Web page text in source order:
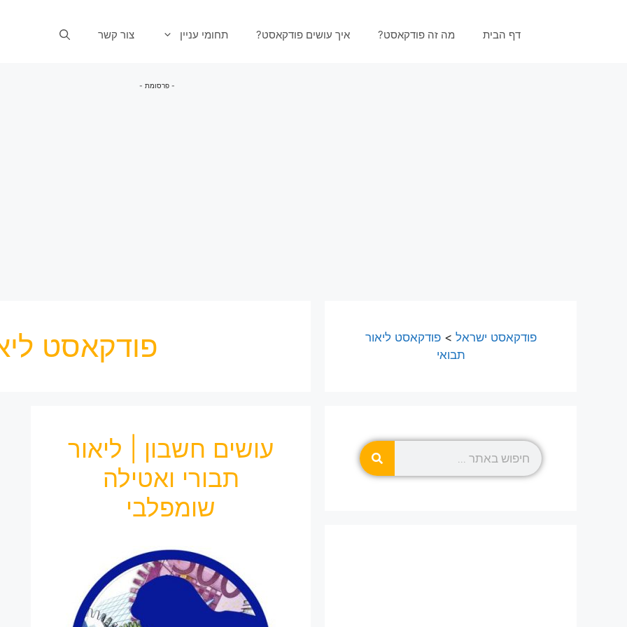
דף הבית מה זה פודקאסט? איך עושים פודקאסט? תחומי עניין צור קשר
- פרסומת -
פודקאסט
עושים חשבון | ליאור
תבורי ואטילה
שומפלבי
פודקאסט ישראל >פודקאסט ליאור
תבואי